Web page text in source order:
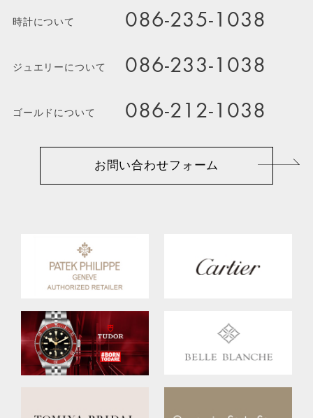
時計について 086-235-1038
ジュエリーについて 086-233-1038
ゴールドについて 086-212-1038
お問い合わせフォーム